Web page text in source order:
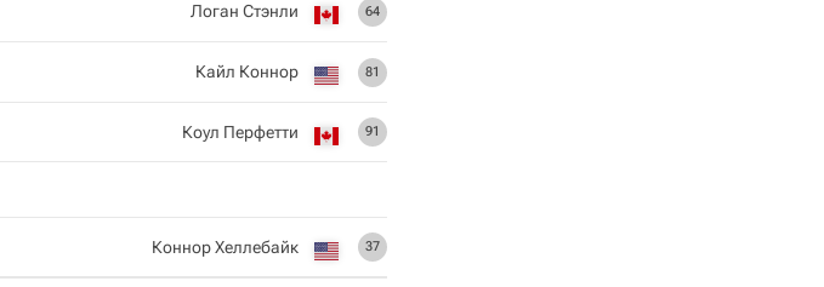
64
Логан Стэнли
81
Кайл Коннор
91
Коул Перфетти
37
Коннор Хеллебайк